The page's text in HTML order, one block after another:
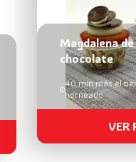
Magdalena
chocolate
40 min más el
horneado
VER